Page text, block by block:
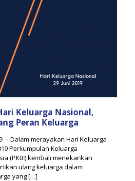
Keluarga Nasional,
Peran Keluarga
– Dalam merayakan Hari Keluarga
Perkumpulan Keluarga
(PKBI) kembali menekankan
ulang keluarga dalam
yang[…]